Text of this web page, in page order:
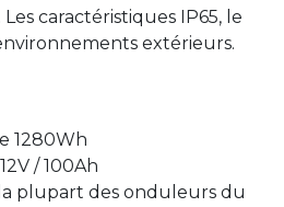
caractéristiques IP65, le
extérieurs.
1280Wh
/ 100Ah
plupart des onduleurs du